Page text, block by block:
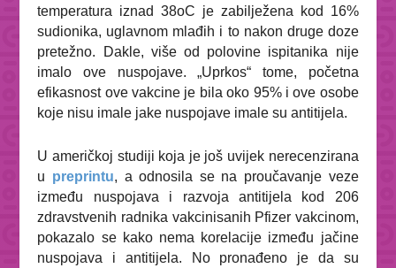
temperatura iznad 38oC je zabilježena kod 16%
sudionika, uglavnom mlađih i to nakon druge doze
pretežno. Dakle, više od polovine ispitanika nije
imalo ove nuspojave. „Uprkos“ tome, početna
efikasnost ove vakcine je bila oko 95% i ove osobe
koje nisu imale jake nuspojave imale su antitijela.
U američkoj studiji koja je još uvijek nerecenzirana
u preprintu, a odnosila se na proučavanje veze
između nuspojava i razvoja antitijela kod 206
zdravstvenih radnika vakcinisanih Pfizer vakcinom,
pokazalo se kako nema korelacije između jačine
nuspojava i antitijela. No pronađeno je da su